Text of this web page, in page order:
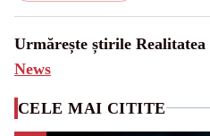
Urmărește știrile
News
CELE MAI CITITE